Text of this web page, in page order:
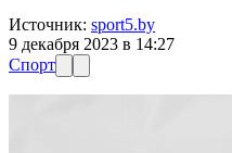
Источник: sport5.by
9 декабря 2023 в 14:27
Спорт